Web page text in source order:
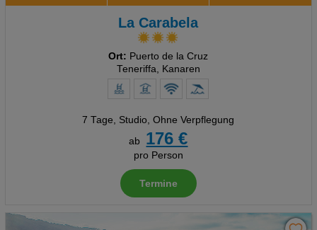
La Carabela
Ort: Puerto de la Cruz
Teneriffa, Kanaren
7 Tage, Studio, Ohne Verpflegung
ab
176 €
pro Person
Termine